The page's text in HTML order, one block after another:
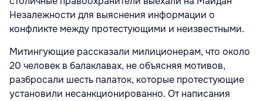
Незалежности для выяснения информации о
конфликте между протестующими и неизвестными.
Митингующие рассказали милиционерам, что около
20 человек в балаклавах, не объясняя мотивов,
разбросали шесть палаток, которые протестующие
установили несанкционированно. От написания